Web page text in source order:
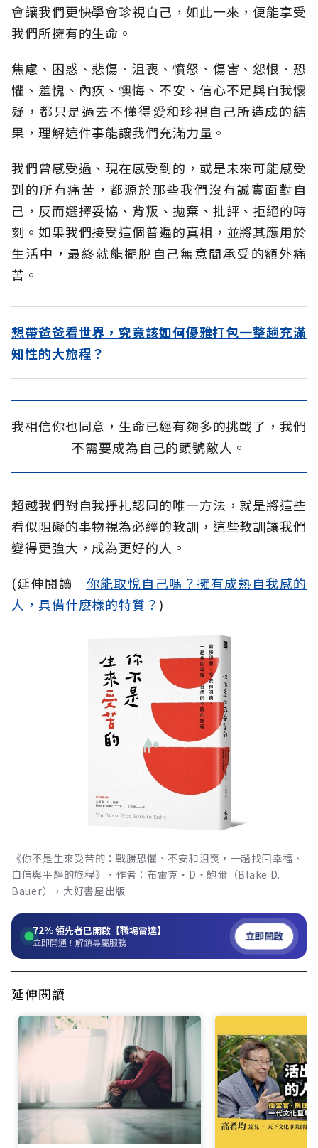
會讓我們更快學會珍視自己，如此一來，便能享受
我們所擁有的生命。
焦慮、困惑、悲傷、沮喪、憤怒、傷害、怨恨、恐
懼、羞愧、內疚、懊悔、不安、信心不足與自我懷
疑，都只是過去不懂得愛和珍視自己所造成的結
果，理解這件事能讓我們充滿力量。
我們曾感受過、現在感受到的，或是未來可能感受
到的所有痛苦，都源於那些我們沒有誠實面對自
己，反而選擇妥協、背叛、拋棄、批評、拒絕的時
刻。如果我們接受這個普遍的真相，並將其應用於
生活中，最終就能擺脫自己無意間承受的額外痛
苦。
想帶爸爸看世界，究竟該如何優雅打包一整趟充滿
知性的大旅程？
我相信你也同意，生命已經有夠多的挑戰了，我們
不需要成為自己的頭號敵人。
超越我們對自我掙扎認同的唯一方法，就是將這些
看似阻礙的事物視為必經的教訓，這些教訓讓我們
變得更強大，成為更好的人。
(延伸閱讀│ 你能取悅自己嗎？擁有成熟自我感的
人，具備什麼樣的特質？ )
《你不是生來受苦的：戰勝恐懼、不安和沮喪，一趟找回幸福、
自信與平靜的旅程》，作者：布雷克‧D‧鮑爾（Blake D.
Bauer），大好書屋出版
72%領先者已開啟【職場雷達】
立即開通！解鎖專屬服務 立即開啟
延伸閱讀